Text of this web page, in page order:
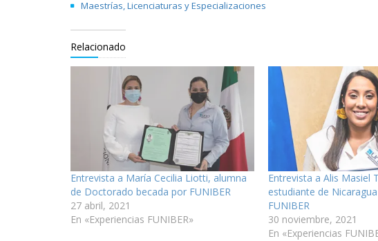
e
a
a
n
u
n
n
a
n
u
e
e
u
Maestrías, Licenciaturas y Especializaciones
Relacionado
Entrevista a María Cecilia Liotti, alumna
de Doctorado becada por FUNIBER
27 abril, 2021
En «Experiencias FUNIBER»
Entrevista a Alis Masiel
estudiante de
FUNIBER
30 noviembre, 2021
En «Experiencias